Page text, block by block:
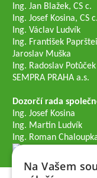
Ing. Jan Blažek, CS c.
Ing. Josef Kosina, CS c.
Ing. Václav Ludvík
Ing. František
Jaroslav Muška
Ing. Radoslav Potůček
SEMPRA PRAHA a.s.
Dozorčí rada
Ing. Josef Kosina
Ing. Martin Ludvík
Ing. Roman
Na Vašem